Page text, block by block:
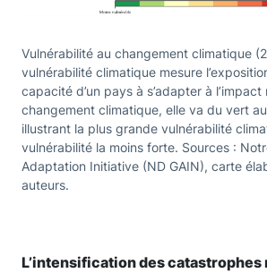
Vulnérabilité au changement climatique
vulnérabilité climatique mesure
capacité d’un pays à s’adapter à
changement climatique, elle va du vert
illustrant la plus grande vulnérabilité
vulnérabilité la moins forte. Sources :
Adaptation Initiative (ND GAIN), carte
auteurs.
L’intensification des catastrophes